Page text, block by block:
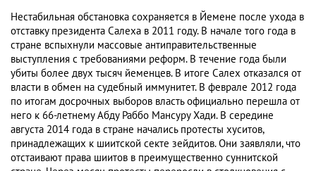
Нестабильная обстановка сохраняется в Йемене после ухода в
отставку президента Салеха в 2011 году. В начале того года в
стране вспыхнули массовые антиправительственные
выступления с требованиями реформ. В течение года были
убиты более двух тысяч йеменцев. В итоге Салех отказался от
власти в обмен на судебный иммунитет. В феврале 2012 года
по итогам досрочных выборов власть официально перешла от
него к 66-летнему Абду Раббо Мансуру Хади. В середине
августа 2014 года в стране начались протесты хуситов,
принадлежащих к шиитской секте зейдитов. Они заявляли, что
отстаивают права шиитов в преимущественно суннитской